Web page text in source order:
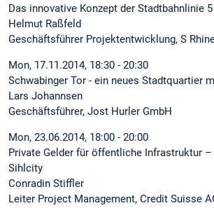
Das innovative Konzept der Stadtbahnlinie
Helmut Raßfeld
Geschäftsführer Projektentwicklung, S
Mon, 17.11.2014, 18:30 - 20:30
Schwabinger Tor - ein neues Stadtquartier
Lars Johannsen
Geschäftsführer, Jost Hurler GmbH
Mon, 23.06.2014, 18:00 - 20:00
Private Gelder für öffentliche Infrastruktur –
Sihlcity
Conradin Stiffler
Leiter Project Management, Credit Suisse